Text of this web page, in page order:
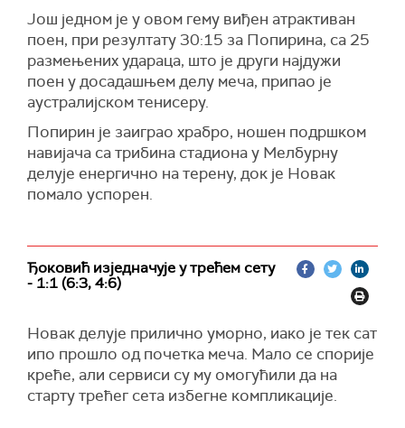
Још једном је у овом гему виђен атрактиван
поен, при резултату 30:15 за Попирина, са 25
размењених удараца, што је други најдужи
поен у досадашњем делу меча, припао је
аустралијском тенисеру.
Попирин је заиграо храбро, ношен подршком
навијача са трибина стадиона у Мелбурну
делује енергично на терену, док је Новак
помало успорен.
Ђоковић изједначује у трећем сету
- 1:1 (6:3, 4:6)
Новак делује прилично уморно, иако је тек сат
ипо прошло од почетка меча. Мало се спорије
креће, али сервиси су му омогућили да на
старту трећег сета избегне компликације.